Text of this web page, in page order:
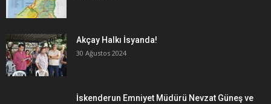
Akçay Halkı İsyanda!
30 Ağustos 2024
İskenderun Emniyet Müdürü Nevzat Güneş ve